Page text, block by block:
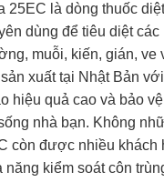
25EC là dòng thuốc
dùng để tiêu diệt các
muỗi, kiến, gián, ve
xuất tại Nhật Bản
hiệu quả cao và bảo
nhà bạn. Không
còn được nhiều khách
năng kiểm soát côn